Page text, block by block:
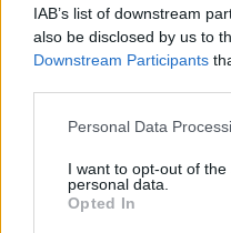
IAB’s list of downstream
also be disclosed by us to
Downstream Participants
Personal Data
I want to opt-out of
personal data.
Opted In
Το 2017 ο εν λόγω
ένα νετρίνο, η πηγή
2018 ότι ήταν ένας